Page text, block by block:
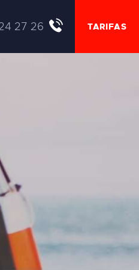
27 26 TARIFAS